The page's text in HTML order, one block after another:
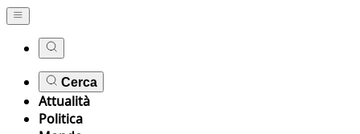
Cerca
Attualità
Politica